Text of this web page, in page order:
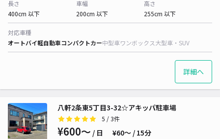
長さ
400cm 以下
車幅
200cm 以下
高さ
255cm 以下
対応車種
オートバイ軽自動車コンパクトカー中型車ワンボックス大型車・SUV
詳細へ
八軒2条東5丁目3-32☆アキッパ駐車場
5 / 3件
¥600〜 / 日 ¥60〜 / 15分